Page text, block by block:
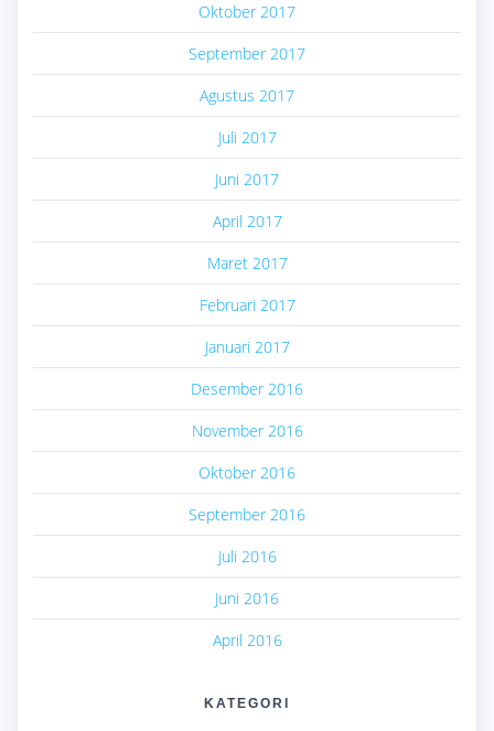
Oktober 2017
September 2017
Agustus 2017
Juli 2017
Juni 2017
April 2017
Maret 2017
Februari 2017
Januari 2017
Desember 2016
November 2016
Oktober 2016
September 2016
Juli 2016
Juni 2016
April 2016
KATEGORI